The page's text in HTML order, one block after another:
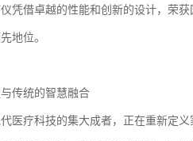
凭借卓越的性能和创新的设计，荣
地位。
传统的智慧融合
医疗科技的集大成者，正在重新定义